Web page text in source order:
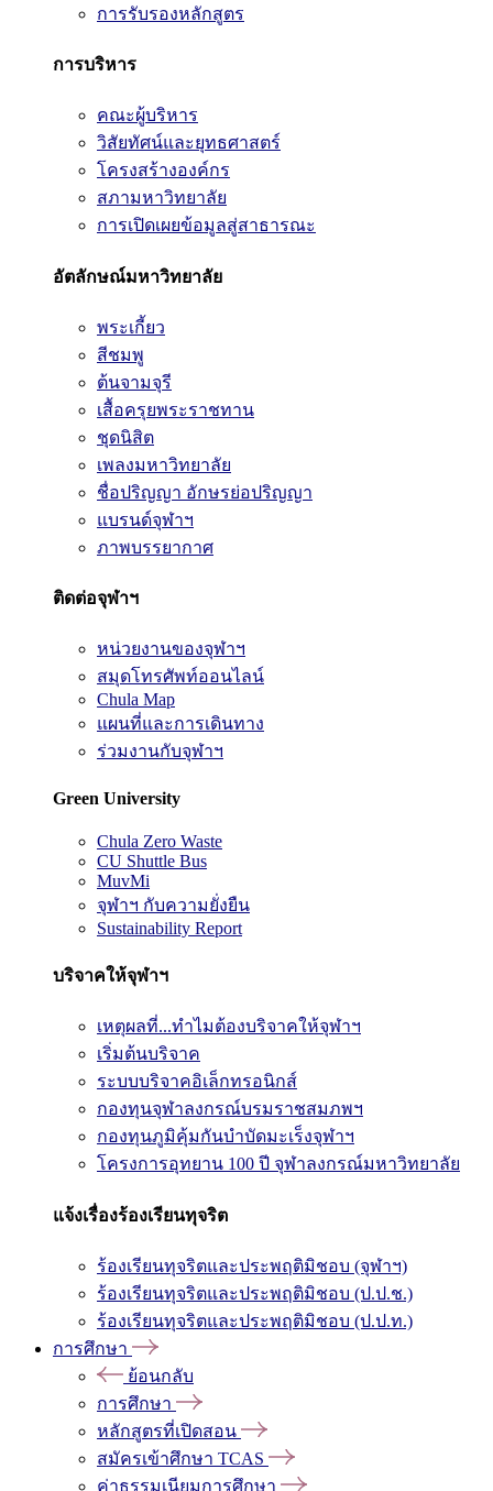
การรับรองหลักสูตร
การบริหาร
คณะผู้บริหาร
วิสัยทัศน์และยุทธศาสตร์
โครงสร้างองค์กร
สภามหาวิทยาลัย
การเปิดเผยข้อมูลสู่สาธารณะ
อัตลักษณ์มหาวิทยาลัย
พระเกี้ยว
สีชมพู
ต้นจามจุรี
เสื้อครุยพระราชทาน
ชุดนิสิต
เพลงมหาวิทยาลัย
ชื่อปริญญา อักษรย่อปริญญา
แบรนด์จุฬาฯ
ภาพบรรยากาศ
ติดต่อจุฬาฯ
หน่วยงานของจุฬาฯ
สมุดโทรศัพท์ออนไลน์
Chula Map
แผนที่และการเดินทาง
ร่วมงานกับจุฬาฯ
Green University
Chula Zero Waste
CU Shuttle Bus
MuvMi
จุฬาฯ กับความยั่งยืน
Sustainability Report
บริจาคให้จุฬาฯ
เหตุผลที่...ทำไมต้องบริจาคให้จุฬาฯ
เริ่มต้นบริจาค
ระบบบริจาคอิเล็กทรอนิกส์
กองทุนจุฬาลงกรณ์บรมราชสมภพฯ
กองทุนภูมิคุ้มกันบำบัดมะเร็งจุฬาฯ
โครงการอุทยาน 100 ปี จุฬาลงกรณ์มหาวิทยาลัย
แจ้งเรื่องร้องเรียนทุจริต
ร้องเรียนทุจริตและประพฤติมิชอบ (จุฬาฯ)
ร้องเรียนทุจริตและประพฤติมิชอบ (ป.ป.ช.)
ร้องเรียนทุจริตและประพฤติมิชอบ (ป.ป.ท.)
การศึกษา
ย้อนกลับ
การศึกษา
หลักสูตรที่เปิดสอน
สมัครเข้าศึกษา TCAS
ค่าธรรมเนียมการศึกษา